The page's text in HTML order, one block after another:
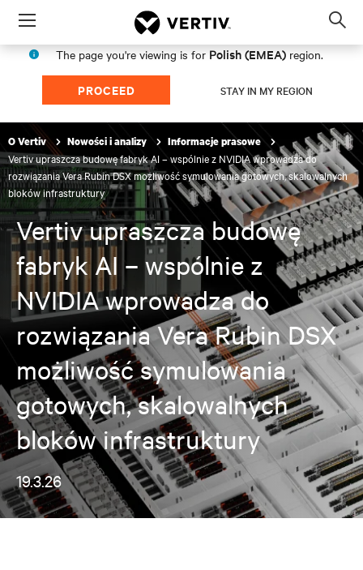
Menu
The page you're viewing is for Polish (EMEA) region.
PROCEED STAY IN MY REGION
O Vertiv Nowości i analizy Informacje prasowe
Vertiv upraszcza budowę fabryk AI – wspólnie z NVIDIA wprowadza do
rozwiązania Vera Rubin DSX możliwość symulowania gotowych, skalowalnych
bloków infrastruktury
Vertiv upraszcza budowę
fabryk AI – wspólnie z
NVIDIA wprowadza do
rozwiązania Vera Rubin DSX
możliwość symulowania
gotowych, skalowalnych
bloków infrastruktury
19.3.26